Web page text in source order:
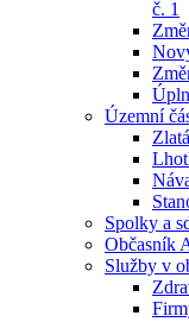
č. 1
Územní
Spolky a
Občasník
Služby v